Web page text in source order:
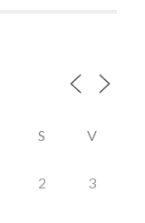
S V
2 3